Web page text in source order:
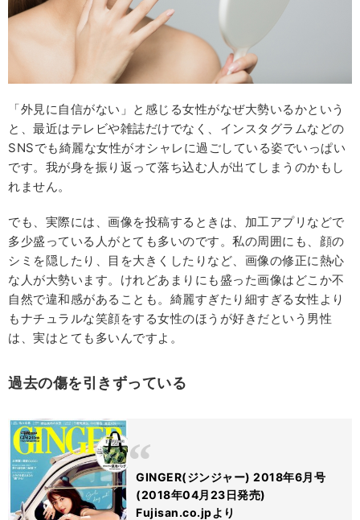
「外見に自信がない」と感じる女性がなぜ大勢いるかという
と、最近はテレビや雑誌だけでなく、インスタグラムなどの
SNSでも綺麗な女性がオシャレに過ごしている姿でいっぱい
です。我が身を振り返って落ち込む人が出てしまうのかもし
れません。
でも、実際には、画像を投稿するときは、加工アプリなどで
多少盛っている人がとても多いのです。私の周囲にも、顔の
シミを隠したり、目を大きくしたりなど、画像の修正に熱心
な人が大勢います。けれどあまりにも盛った画像はどこか不
自然で違和感があることも。綺麗すぎたり細すぎる女性より
もナチュラルな笑顔をする女性のほうが好きだという男性
は、実はとても多いんですよ。
過去の傷を引きずっている
GINGER(ジンジャー) 2018年6月号
(2018年04月23日発売)
Fujisan.co.jpより